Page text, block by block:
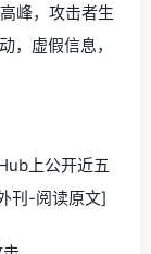
峰，攻击者生
，虚假信息，
上公开近五
刊-阅读原文]